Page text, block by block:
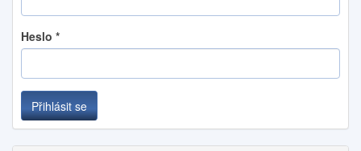
Heslo *
Přihlásit se